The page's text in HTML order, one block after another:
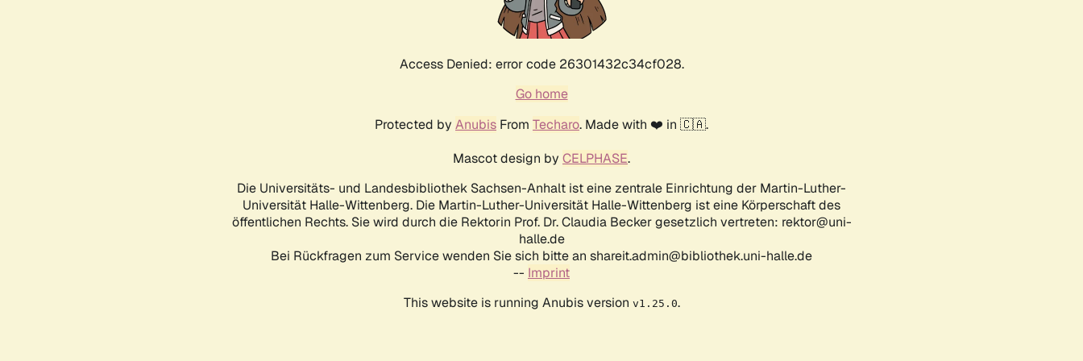
Access Denied: error code 26301432c34cf028.
Go home
Protected by Anubis From Techaro. Made with ❤️ in 🇨🇦.
Mascot design by CELPHASE.
Die Universitäts- und Landesbibliothek Sachsen-Anhalt ist eine zentrale Einrichtung der Martin-Luther-
Universität Halle-Wittenberg. Die Martin-Luther-Universität Halle-Wittenberg ist eine Körperschaft des
öffentlichen Rechts. Sie wird durch die Rektorin Prof. Dr. Claudia Becker gesetzlich vertreten: rektor@uni-
halle.de
Bei Rückfragen zum Service wenden Sie sich bitte an shareit.admin@bibliothek.uni-halle.de
-- Imprint
This website is running Anubis version v1.25.0.